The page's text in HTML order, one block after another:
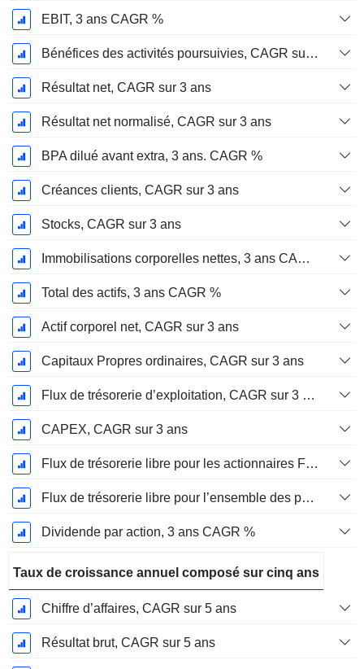
EBIT, 3 ans CAGR %
Bénéfices des activités poursuivies, CAGR sur 3 ans
Résultat net, CAGR sur 3 ans
Résultat net normalisé, CAGR sur 3 ans
BPA dilué avant extra, 3 ans. CAGR %
Créances clients, CAGR sur 3 ans
Stocks, CAGR sur 3 ans
Immobilisations corporelles nettes, 3 ans CAGR %
Total des actifs, 3 ans CAGR %
Actif corporel net, CAGR sur 3 ans
Capitaux Propres ordinaires, CAGR sur 3 ans
Flux de trésorerie d’exploitation, CAGR sur 3 ans
CAPEX, CAGR sur 3 ans
Flux de trésorerie libre pour les actionnaires FCFE, CAGR sur 3 ans
Flux de trésorerie libre pour l’ensemble des pourvoyeurs de fonds (créanciers et actionnaires) FCFF, CAGR sur 3 ans
Dividende par action, 3 ans CAGR %
Taux de croissance annuel composé sur cinq ans
Chiffre d’affaires, CAGR sur 5 ans
Résultat brut, CAGR sur 5 ans